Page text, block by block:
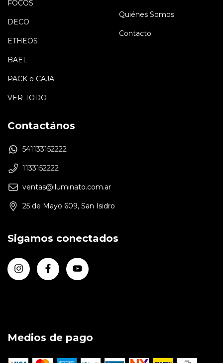
FOCOS
DECO
ETHEOS
BAEL
PACK o CAJA
VER TODO
Quiénes Somos
Contacto
Contactános
541133152222
1133152222
ventas@iluminato.com.ar
25 de Mayo 609, San Isidro
Sigamos conectados
Medios de pago